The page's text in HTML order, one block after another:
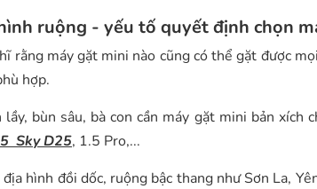
ruộng - yếu tố quyết định chọn
rằng máy gặt mini nào cũng có thể gặt được
hợp.
bùn sâu, bà con cần máy gặt mini bản
Sky D25, 1.5 Pro,...
hình đồi dốc, ruộng bậc thang như Sơn La,